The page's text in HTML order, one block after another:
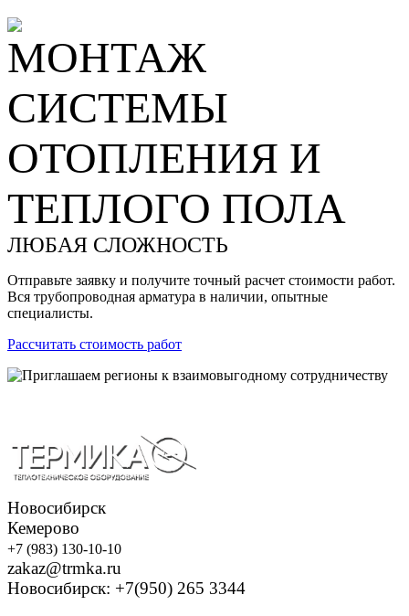
МОНТАЖ
СИСТЕМЫ
ОТОПЛЕНИЯ И
ТЕПЛОГО ПОЛА
ЛЮБАЯ СЛОЖНОСТЬ
Отправьте заявку и получите точный расчет стоимости работ.
Вся трубопроводная арматура в наличии, опытные
специалисты.
Рассчитать стоимость работ
Новосибирск
Кемерово
+7 (983) 130-10-10
zakaz@trmka.ru
Новосибирск: +7(950) 265 3344